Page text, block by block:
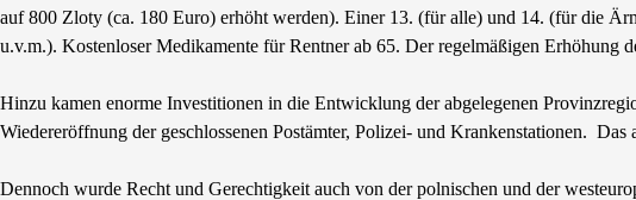
auf 800 Zloty (ca. 180 Euro) erhöht werden). Einer 13. (für alle) und 14. (für die
u.v.m.). Kostenloser Medikamente für Rentner ab 65. Der regelmäßigen Erhöhung
Hinzu kamen enorme Investitionen in die Entwicklung der abgelegenen
Wiedereröffnung der geschlossenen Postämter, Polizei- und Krankenstationen.
Dennoch wurde Recht und Gerechtigkeit auch von der polnischen und der